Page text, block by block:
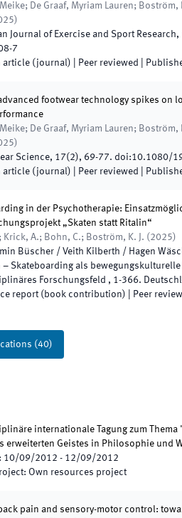
De Graaf, Myriam Lauren; Boström,
)
Journal of Exercise and Sport Research,
7
article (journal) | Peer reviewed
footwear technology spikes on
De Graaf, Myriam Lauren; Boström,
)
Science, 17(2), 69-77. doi:10.1080/
article (journal) | Peer reviewed
in der Psychotherapie:
„Skaten statt Ritalin“
Krick, A.; Bohn, C.; Boström, K. J. ( 2025)
Büscher / Veith Kilberth / Hagen
– Skateboarding als
Forschungsfeld , 1-366.
report (book contribution) | Peer
(40)
internationale Tagung zum Thema
erweiterten Geistes in Philosophie und
: 10/09/2012 - 12/09/2012
: Own resources project
pain and sensory-motor control: